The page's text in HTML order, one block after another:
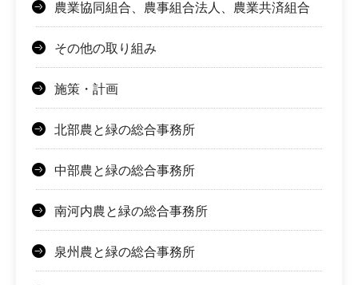
農業協同組合、農事組合法人、農業共済組合
その他の取り組み
施策・計画
北部農と緑の総合事務所
中部農と緑の総合事務所
南河内農と緑の総合事務所
泉州農と緑の総合事務所